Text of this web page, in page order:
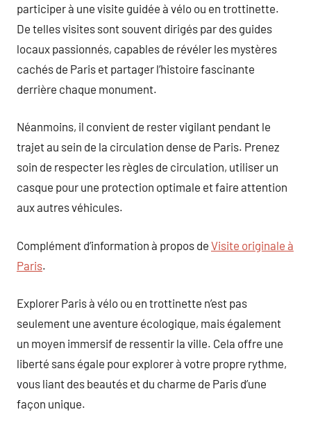
participer à une visite guidée à vélo ou en trottinette.
De telles visites sont souvent dirigés par des guides
locaux passionnés, capables de révéler les mystères
cachés de Paris et partager l’histoire fascinante
derrière chaque monument.
Néanmoins, il convient de rester vigilant pendant le
trajet au sein de la circulation dense de Paris. Prenez
soin de respecter les règles de circulation, utiliser un
casque pour une protection optimale et faire attention
aux autres véhicules.
Complément d’information à propos de Visite originale à
Paris.
Explorer Paris à vélo ou en trottinette n’est pas
seulement une aventure écologique, mais également
un moyen immersif de ressentir la ville. Cela offre une
liberté sans égale pour explorer à votre propre rythme,
vous liant des beautés et du charme de Paris d’une
façon unique.